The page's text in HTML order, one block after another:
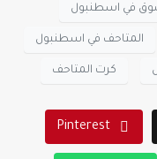
في اسطنبول
المتاحف في اسطنبول
كرت المتاحف
Pinterest